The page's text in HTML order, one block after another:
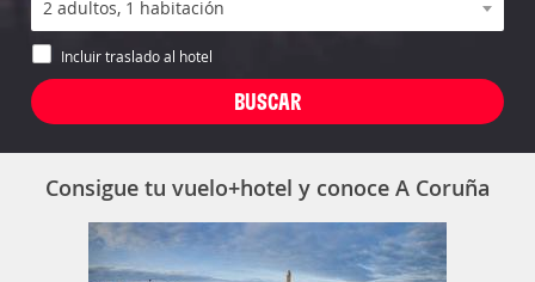
Incluir traslado al hotel
Consigue tu vuelo+hotel y conoce A Coruña